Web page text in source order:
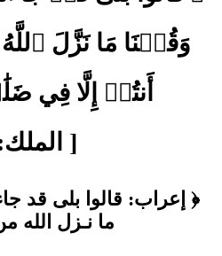
وَقُلۡنَا مَا نَزَّلَ
أَنتُمۡ إِلَّا فِي
[ الملك:
﴿ إعراب: قالوا بلى قد
ما نـزل الله